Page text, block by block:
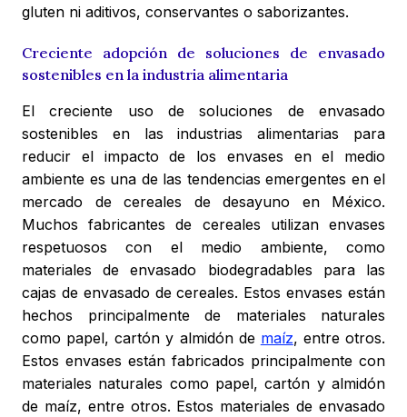
gluten ni aditivos, conservantes o saborizantes.
Creciente adopción de soluciones de envasado
sostenibles en la industria alimentaria
El creciente uso de soluciones de envasado
sostenibles en las industrias alimentarias para
reducir el impacto de los envases en el medio
ambiente es una de las tendencias emergentes en el
mercado de cereales de desayuno en México.
Muchos fabricantes de cereales utilizan envases
respetuosos con el medio ambiente, como
materiales de envasado biodegradables para las
cajas de envasado de cereales. Estos envases están
hechos principalmente de materiales naturales
como papel, cartón y almidón de maíz, entre otros.
Estos envases están fabricados principalmente con
materiales naturales como papel, cartón y almidón
de maíz, entre otros. Estos materiales de envasado